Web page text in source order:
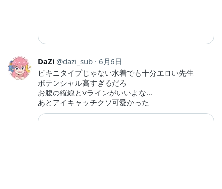
DaZi dazi_sub 6月6日
ビキニタイプじゃない水着でも十分エロい先生
ポテンシャル高すぎるだろ
お腹の縦線とVラインがいいよな…
あとアイキャッチクソ可愛かった